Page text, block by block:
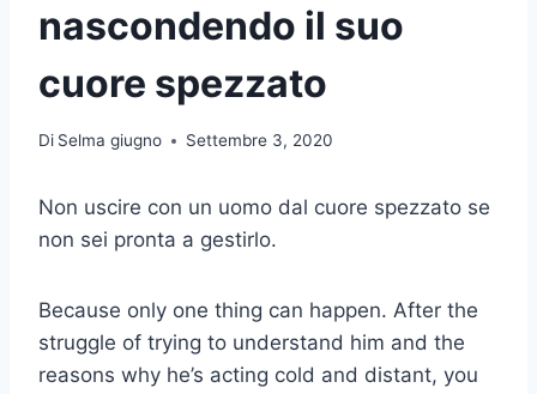
nascondendo il suo
cuore spezzato
Di Selma giugno Settembre 3, 2020
Non uscire con un uomo dal cuore spezzato se
non sei pronta a gestirlo.
Because only one thing can happen. After the
struggle of trying to understand him and the
reasons why he’s acting cold and distant, you